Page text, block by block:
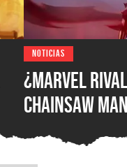
NOTICIAS
¿Marvel
Chainsaw
comparan a
Demonio